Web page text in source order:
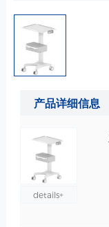
产品详细信息
details+